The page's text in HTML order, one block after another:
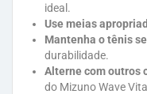
ideal.
Use meias
Mantenha o tênis
durabilidade.
Alterne com outros
do Mizuno Wave